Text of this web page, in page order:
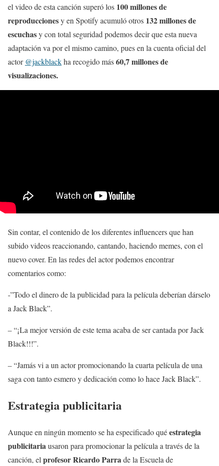
el video de esta canción superó los 100 millones de
reproduccionesy en Spotify acumuló otros 132 millones de
escuchasy con total seguridad podemos decir que esta nueva
adaptación va por el mismo camino, pues en la cuenta oficial del
actor @jackblackha recogido más60,7 millones de
visualizaciones.
Sin contar, el contenido de los diferentes influencers que han
subido videos reaccionando, cantando, haciendo memes, con el
nuevo cover. En las redes del actor podemos encontrar
comentarios como:
-”Todo el dinero de la publicidad para la película deberían dárselo
a Jack Black”.
– “¡La mejor versión de este tema acaba de ser cantada por Jack
Black!!!”.
– “Jamás vi a un actor promocionando la cuarta película de una
saga con tanto esmero y dedicación como lo hace Jack Black”.
Estrategia publicitaria
Aunque en ningún momento se ha especificado quéestrategia
publicitariausaron para promocionar la película a través de la
canción, elprofesor Ricardo Parrade la Escuela de